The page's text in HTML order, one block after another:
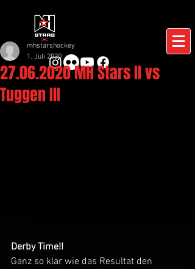
27.06.2020 MH Stars II vs
Tuggen III
mhstarshockey
1. Juli 2020
Derby Time!!
Ganz so klar wie das Resultat den